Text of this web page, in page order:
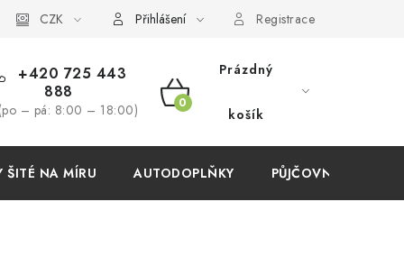
podmínky
CZK Přihlášení Registrace
+420 725 443
888
– pá: 8:00 – 18:00)
NÁKUPNÍ
Prázdný
košík
ŠITÉ NA MÍRU AUTODOPLŇKY PŮJČOVNA